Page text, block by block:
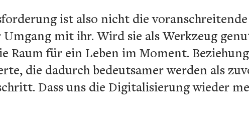
ist also nicht die
Umgang mit ihr. Wird sie als Werkzeug
Raum für ein Leben im Moment.
die dadurch bedeutsamer werden als
Dass uns die Digitalisierung wieder